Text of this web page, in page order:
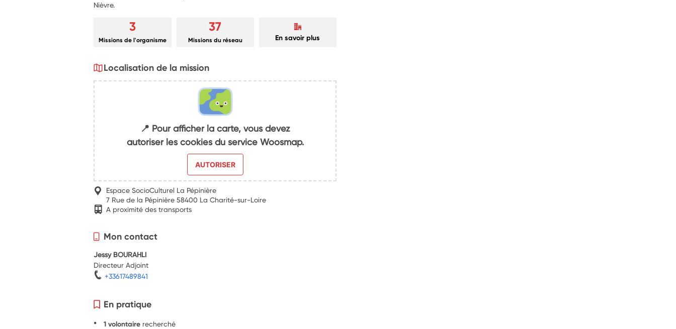
Nièvre.
3
Missions de l'organisme
37
Missions du réseau En savoir plus
Localisation de la mission
📍 Pour afficher la carte, vous devez
autoriser les cookies du service Woosmap.
AUTORISER
Espace SocioCulturel La Pépinière
7 Rue de la Pépinière 58400 La Charité-sur-Loire
A proximité des transports
Mon contact
Jessy BOURAHLI
Directeur Adjoint
+33617489841
En pratique
1 volontaire recherché